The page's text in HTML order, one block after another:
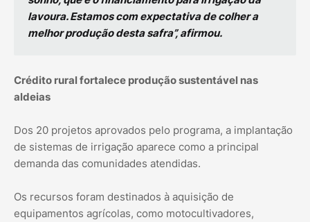
lavoura. Estamos com expectativa de colher a
melhor produção desta safra”, afirmou.
Crédito rural fortalece produção sustentável nas
aldeias
Dos 20 projetos aprovados pelo programa, a implantação
de sistemas de irrigação aparece como a principal
demanda das comunidades atendidas.
Os recursos foram destinados à aquisição de
equipamentos agrícolas, como motocultivadores,